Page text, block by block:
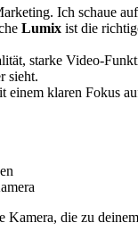
Ich schaue
Lumix ist die
starke Video-
sieht.
klaren Fokus
die zu